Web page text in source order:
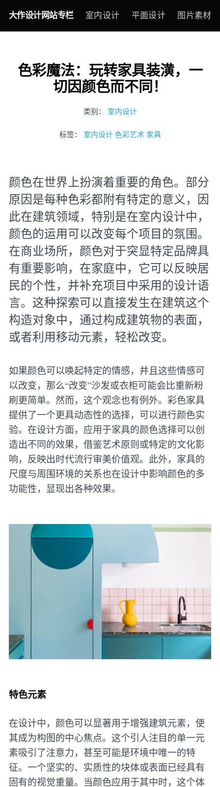
大作设计网站专栏 室内设计 平面设计 图片素材
色彩魔法：玩转家具装潢，一
切因颜色而不同！
类别： 室内设计
标签： 室内设计 色彩艺术 家具
颜色在世界上扮演着重要的角色。部分
原因是每种色彩都附有特定的意义，因
此在建筑领域，特别是在室内设计中，
颜色的运用可以改变每个项目的氛围。
在商业场所，颜色对于突显特定品牌具
有重要影响，在家庭中，它可以反映居
民的个性，并补充项目中采用的设计语
言。这种探索可以直接发生在建筑这个
构造对象中，通过构成建筑物的表面，
或者利用移动元素，轻松改变。
如果颜色可以唤起特定的情感，并且这些情感可
以改变，那么“改变”沙发或衣柜可能会比重新粉
刷更简单。然而，这个观念也有例外。彩色家具
提供了一个更具动态性的选择，可以进行颜色实
验。在设计方面，应用于家具的颜色选择可以创
造出不同的效果，借鉴艺术原则或特定的文化影
响，反映出时代流行审美价值观。此外，家具的
尺度与周围环境的关系也在设计中影响颜色的多
功能性，显现出各种效果。
特色元素
在设计中，颜色可以显著用于增强建筑元素，使
其成为构图的中心焦点。这个引人注目的单一元
素吸引了注意力，甚至可能是环境中唯一的特
征。一个坚实的、实质性的块体或表面已经具有
固有的视觉重量。当颜色应用于其中时，这个体